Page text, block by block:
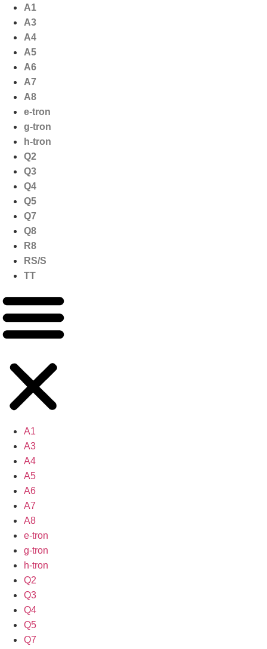
naar
inhoud
A1
A3
A4
A5
A6
A7
A8
e-tron
g-tron
h-tron
Q2
Q3
Q4
Q5
Q7
Q8
R8
RS/S
TT
A1
A3
A4
A5
A6
A7
A8
e-tron
g-tron
h-tron
Q2
Q3
Q4
Q5
Q7